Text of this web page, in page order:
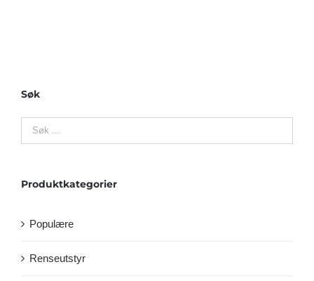
Søk
Produktkategorier
Populære
Renseutstyr